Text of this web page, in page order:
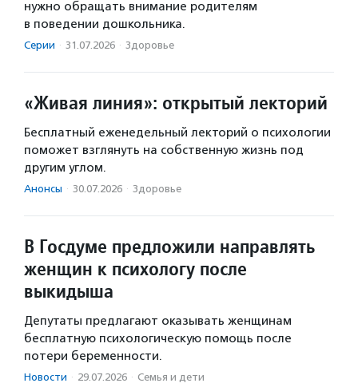
нужно обращать внимание родителям
в поведении дошкольника.
Серии · 31.07.2026 · Здоровье
«Живая линия»: открытый лекторий
Бесплатный еженедельный лекторий о психологии
поможет взглянуть на собственную жизнь под
другим углом.
Анонсы · 30.07.2026 · Здоровье
В Госдуме предложили направлять
женщин к психологу после
выкидыша
Депутаты предлагают оказывать женщинам
бесплатную психологическую помощь после
потери беременности.
Новости · 29.07.2026 · Семья и дети